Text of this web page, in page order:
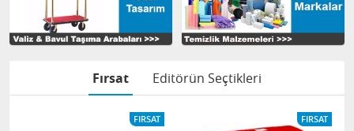
Fırsat Editörün Seçtikleri
FIRSAT FIRSAT